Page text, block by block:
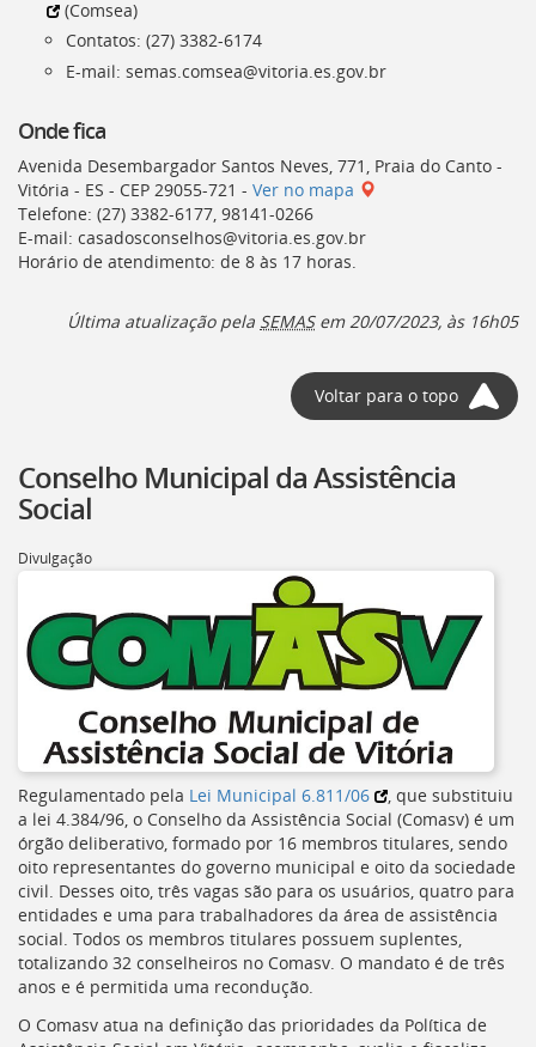
(Comsea)
Contatos: (27) 3382-6174
E-mail: semas.comsea@vitoria.es.gov.br
Onde fica
Avenida Desembargador Santos Neves, 771, Praia do Canto -
Vitória - ES - CEP 29055-721 - Ver no mapa
Telefone: (27) 3382-6177, 98141-0266
E-mail: casadosconselhos@vitoria.es.gov.br
Horário de atendimento: de 8 às 17 horas.
Última atualização pela SEMASem 20/07/2023, às 16h05
Voltar para o topo
Conselho Municipal da Assistência
Social
Divulgação
Regulamentado pela Lei Municipal 6.811/06
, que substituiu
a lei 4.384/96, o Conselho da Assistência Social (Comasv) é um
órgão deliberativo, formado por 16 membros titulares, sendo
oito representantes do governo municipal e oito da sociedade
civil. Desses oito, três vagas são para os usuários, quatro para
entidades e uma para trabalhadores da área de assistência
social. Todos os membros titulares possuem suplentes,
totalizando 32 conselheiros no Comasv. O mandato é de três
anos e é permitida uma recondução.
O Comasv atua na definição das prioridades da Política de